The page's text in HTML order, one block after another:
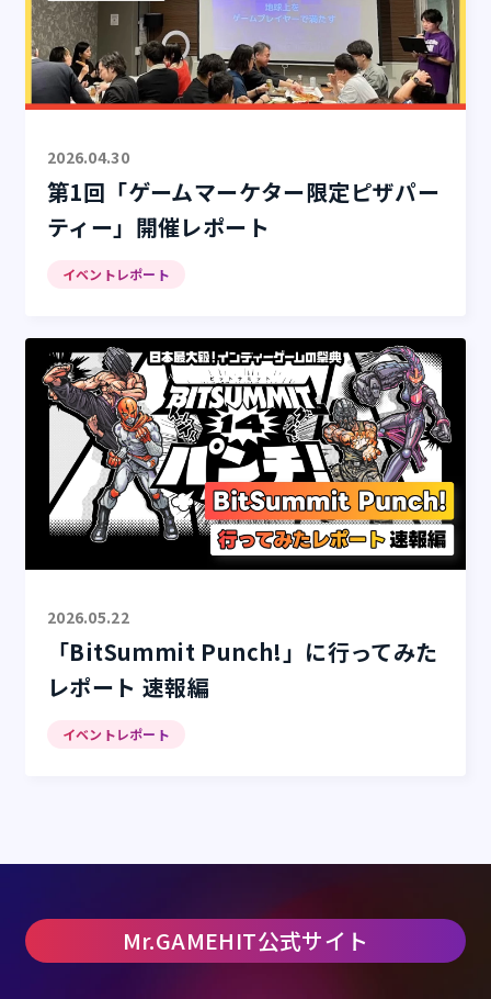
2026.04.30
第1回「ゲームマーケター限定ピザパー
ティー」開催レポート
イベントレポート
2026.05.22
「BitSummit Punch!」に行ってみた
レポート 速報編
イベントレポート
Mr.GAMEHIT公式サイト